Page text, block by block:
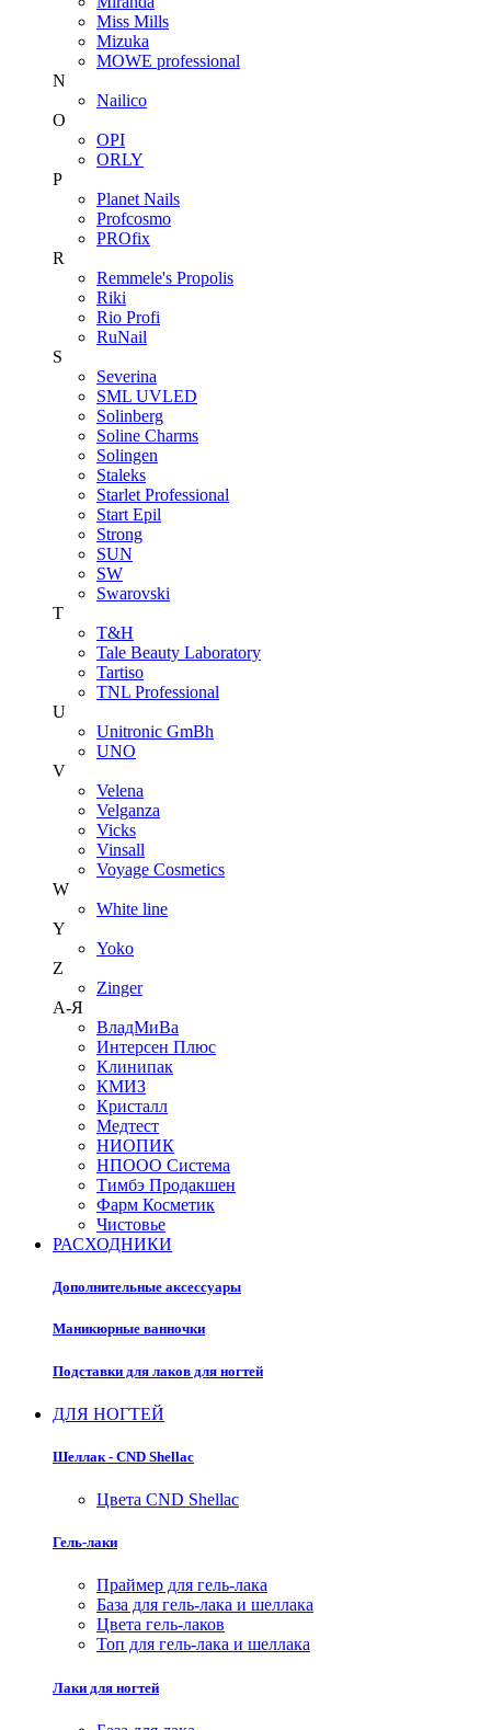
Miss Mills
Mizuka
MOWE professional
N
Nailico
O
OPI
ORLY
P
Planet Nails
Profcosmo
PROfix
R
Remmele's Propolis
Riki
Rio Profi
RuNail
S
Severina
SML UVLED
Solinberg
Soline Charms
Solingen
Staleks
Starlet Professional
Start Epil
Strong
SUN
SW
Swarovski
T
T&H
Tale Beauty Laboratory
Tartiso
TNL Professional
U
Unitroniс GmBh
UNO
V
Velena
Velganza
Vicks
Vinsall
Voyage Cosmetics
W
White line
Y
Yoko
Z
Zinger
А-Я
ВладМиВа
Интерсен Плюс
Клинипак
КМИЗ
Кристалл
Медтест
НИОПИК
НПООО Система
Тимбэ Продакшен
Фарм Косметик
Чистовье
РАСХОДНИКИ
Дополнительные аксессуары
Маникюрные ванночки
Подставки для лаков для ногтей
ДЛЯ НОГТЕЙ
Шеллак - CND Shellac
Цвета CND Shellac
Гель-лаки
Праймер для гель-лака
База для гель-лака и шеллака
Цвета гель-лаков
Топ для гель-лака и шеллака
Лаки для ногтей